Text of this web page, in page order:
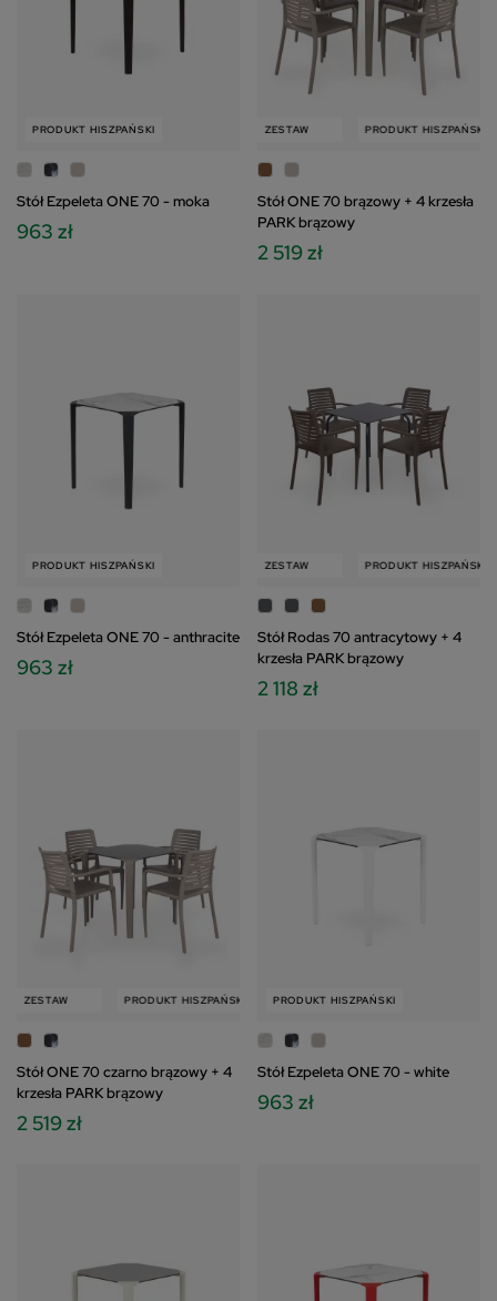
PRODUKT HISZPAŃSKI
Stół Ezpeleta ONE 70 - moka
963 zł
PRODUKT HISZPAŃSKI ZESTAW PRODUKT HISZPAŃSKI
Stół ONE 70 brązowy + 4 krzesła
PARK brązowy
2 519 zł
PRODUKT HISZPAŃSKI
Stół Ezpeleta ONE 70 - anthracite
963 zł
PRODUKT HISZPAŃSKI ZESTAW PRODUKT HISZPAŃSKI
Stół Rodas 70 antracytowy + 4
krzesła PARK brązowy
2 118 zł
PRODUKT HISZPAŃSKI ZESTAW
Stół ONE 70 czarno brązowy + 4
krzesła PARK brązowy
2 519 zł
PRODUKT HISZPAŃSKI
Stół Ezpeleta ONE 70 - white
963 zł